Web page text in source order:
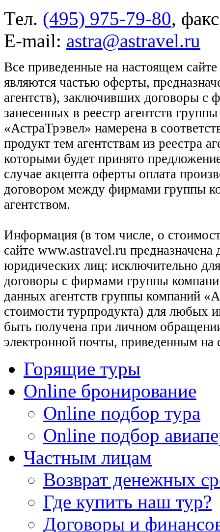
Тел. (495) 975-79-80,
E-mail: astra@astravel.ru
Все приведенные на настоящем
являются частью оферты,
агентств), заключивших договоры
занесенных в реестр агентств
«АстраТрэвел» намерена в
продукт тем агентствам из реестра
которыми будет принято
случае акцепта оферты оплата
договором между фирмами группы
агентством.
Информация (в том числе, о
сайте www.astravel.ru предназначена
юридических лиц: исключительно
договоры с фирмами группы
данных агентств группы компаний
стоимости турпродукта) для любых
быть получена при личном
электронной почты, приведенным на
Горящие туры
Online бронирование
Online подбор тура
Online подбор
Частным лицам
Возврат денежных
Где купить наш тур?
Договоры и